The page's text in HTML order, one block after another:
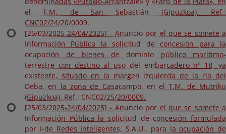
el T.M. de San Sebastián (Gipuzkoa). Ref.:
CNC02/24/20/0009.
[25/03/2025-24/04/2025] - Anuncio por el que se somete a
Información Pública la solicitud de concesión para la
ocupación de bienes de dominio público marítimo-
terrestre con destino al uso del embarcadero nº 18, ya
existente, situado en la margen izquierda de la ría del
Deba, en la zona de Casacampo, en el T.M. de Mutriku
(Gipuzkoa). Ref.: CNC02/25/20/0009.
[25/03/2025-24/04/2025] - Anuncio por el que se somete a
Información Pública la solicitud de concesión formulada
por I-de Redes Inteligentes, S.A.U., para la ocupación de